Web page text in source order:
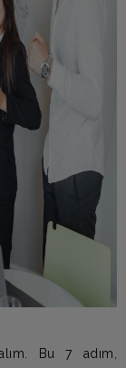
Bu 7 adım,